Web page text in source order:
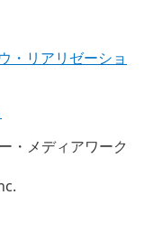
・リアリゼーショ
・メディアワーク